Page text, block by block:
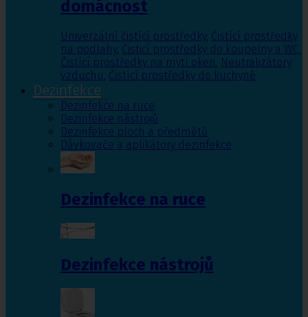
domácnost
Univerzální čistící prostředky, Čistící prostředky
na podlahy, Čisticí prostředky do koupelny a WC,
Čistící prostředky na mytí oken, Neutralizátory
vzduchu, Čistící prostředky do kuchyně
Dezinfekce
Dezinfekce na ruce
Dezinfekce nástrojů
Dezinfekce ploch a předmětů
Dávkovače a aplikátory dezinfekce
Dezinfekce na ruce
Dezinfekce nástrojů